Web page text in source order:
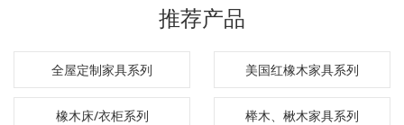
推荐产品
全屋定制家具系列 美国红橡木家具系列
橡木床/衣柜系列 榉木、楸木家具系列